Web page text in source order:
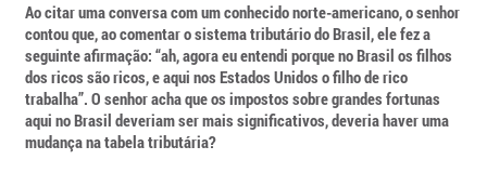
Ao citar uma conversa com um conhecido norte-americano, o senhor
contou que, ao comentar o sistema tributário do Brasil, ele fez a
seguinte afirmação: “ah, agora eu entendi porque no Brasil os filhos
dos ricos são ricos, e aqui nos Estados Unidos o filho de rico
trabalha”. O senhor acha que os impostos sobre grandes fortunas
aqui no Brasil deveriam ser mais significativos, deveria haver uma
mudança na tabela tributária?